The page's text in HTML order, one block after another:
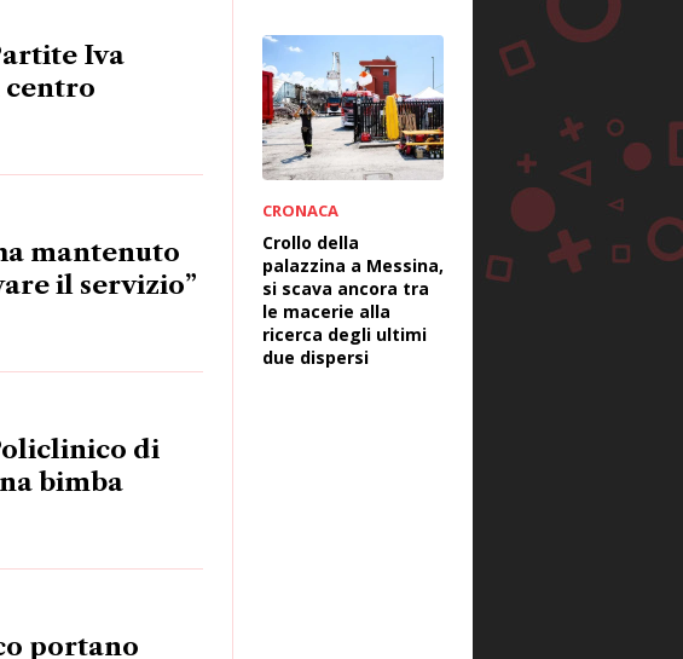
Iva
centro
mantenuto
il servizio”
di
bimba
portano
CRONACA
Crollo della
palazzina a Messina,
si scava ancora tra
le macerie alla
ricerca degli ultimi
due dispersi